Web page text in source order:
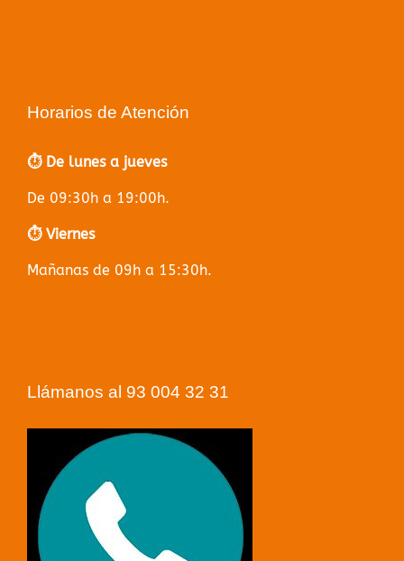
Horarios de Atención
⏱️ De lunes a jueves
De 09:30h a 19:00h.
⏱️ Viernes
Mañanas de 09h a 15:30h.
Llámanos al 93 004 32 31